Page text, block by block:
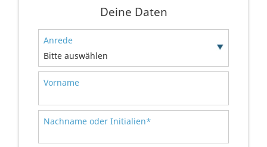
Deine Daten
Anrede
Bitte auswählen
Vorname
Nachname oder Initialien*